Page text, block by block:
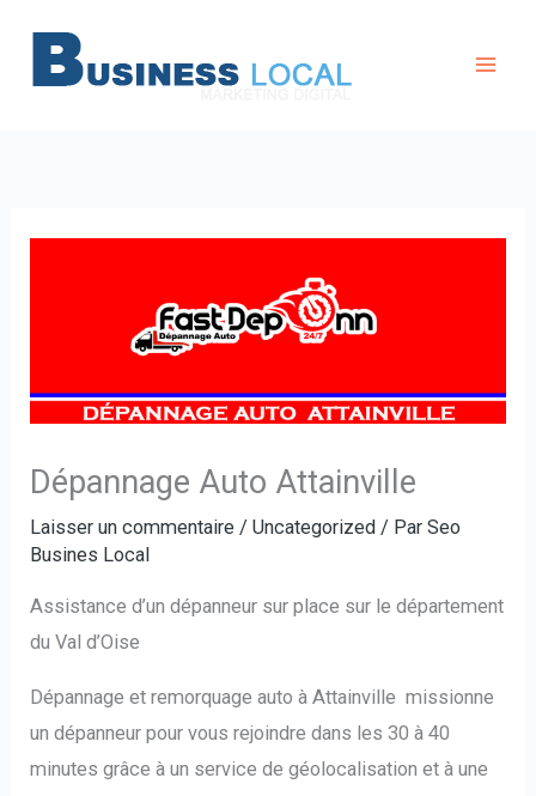
contenu
Dépannage Auto Attainville
Laisser un commentaire /Uncategorized / ParSeo
Busines Local
Assistance d’un dépanneur sur place sur le département
du Val d’Oise
Dépannage et remorquage auto à Attainville missionne
un dépanneur pour vous rejoindre dans les 30 à 40
minutes grâce à un service de géolocalisation et à une